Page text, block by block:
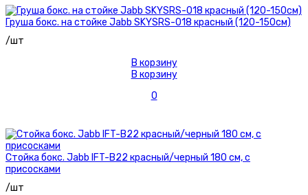
Груша бокс. на стойке Jabb SKYSRS-018 красный (120-150см)
/шт
В корзину
В корзину
0
Стойка бокс. Jabb IFT-B22 красный/черный 180 см, с
присосками
/шт